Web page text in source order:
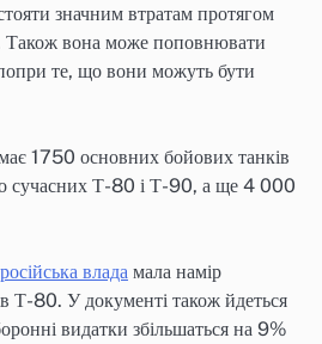
значним втратам протягом
Також вона може поповнювати
те, що вони можуть бути
1750 основних бойових танків
сучасних Т-80 і Т-90, а ще 4 000
російська влада мала намір
Т-80. У документі також йдеться
видатки збільшаться на 9%